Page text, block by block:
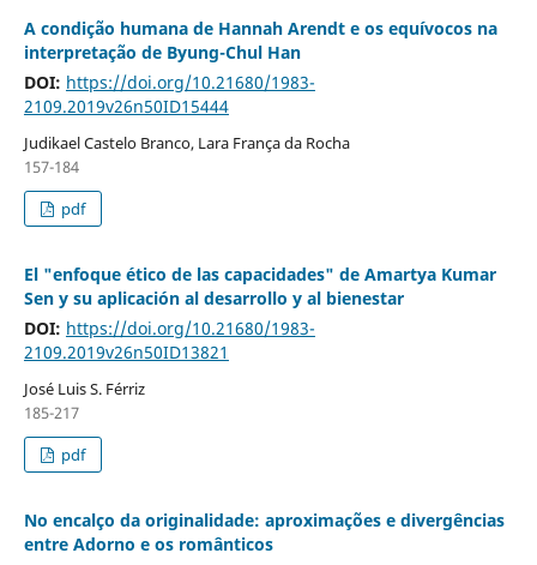
A condição humana de Hannah Arendt e os equívocos na
interpretação de Byung-Chul Han
DOI: https://doi.org/10.21680/1983-
2109.2019v26n50ID15444
Judikael Castelo Branco, Lara França da Rocha
157-184
pdf
El "enfoque ético de las capacidades" de Amartya Kumar
Sen y su aplicación al desarrollo y al bienestar
DOI: https://doi.org/10.21680/1983-
2109.2019v26n50ID13821
José Luis S. Férriz
185-217
pdf
No encalço da originalidade: aproximações e divergências
entre Adorno e os românticos